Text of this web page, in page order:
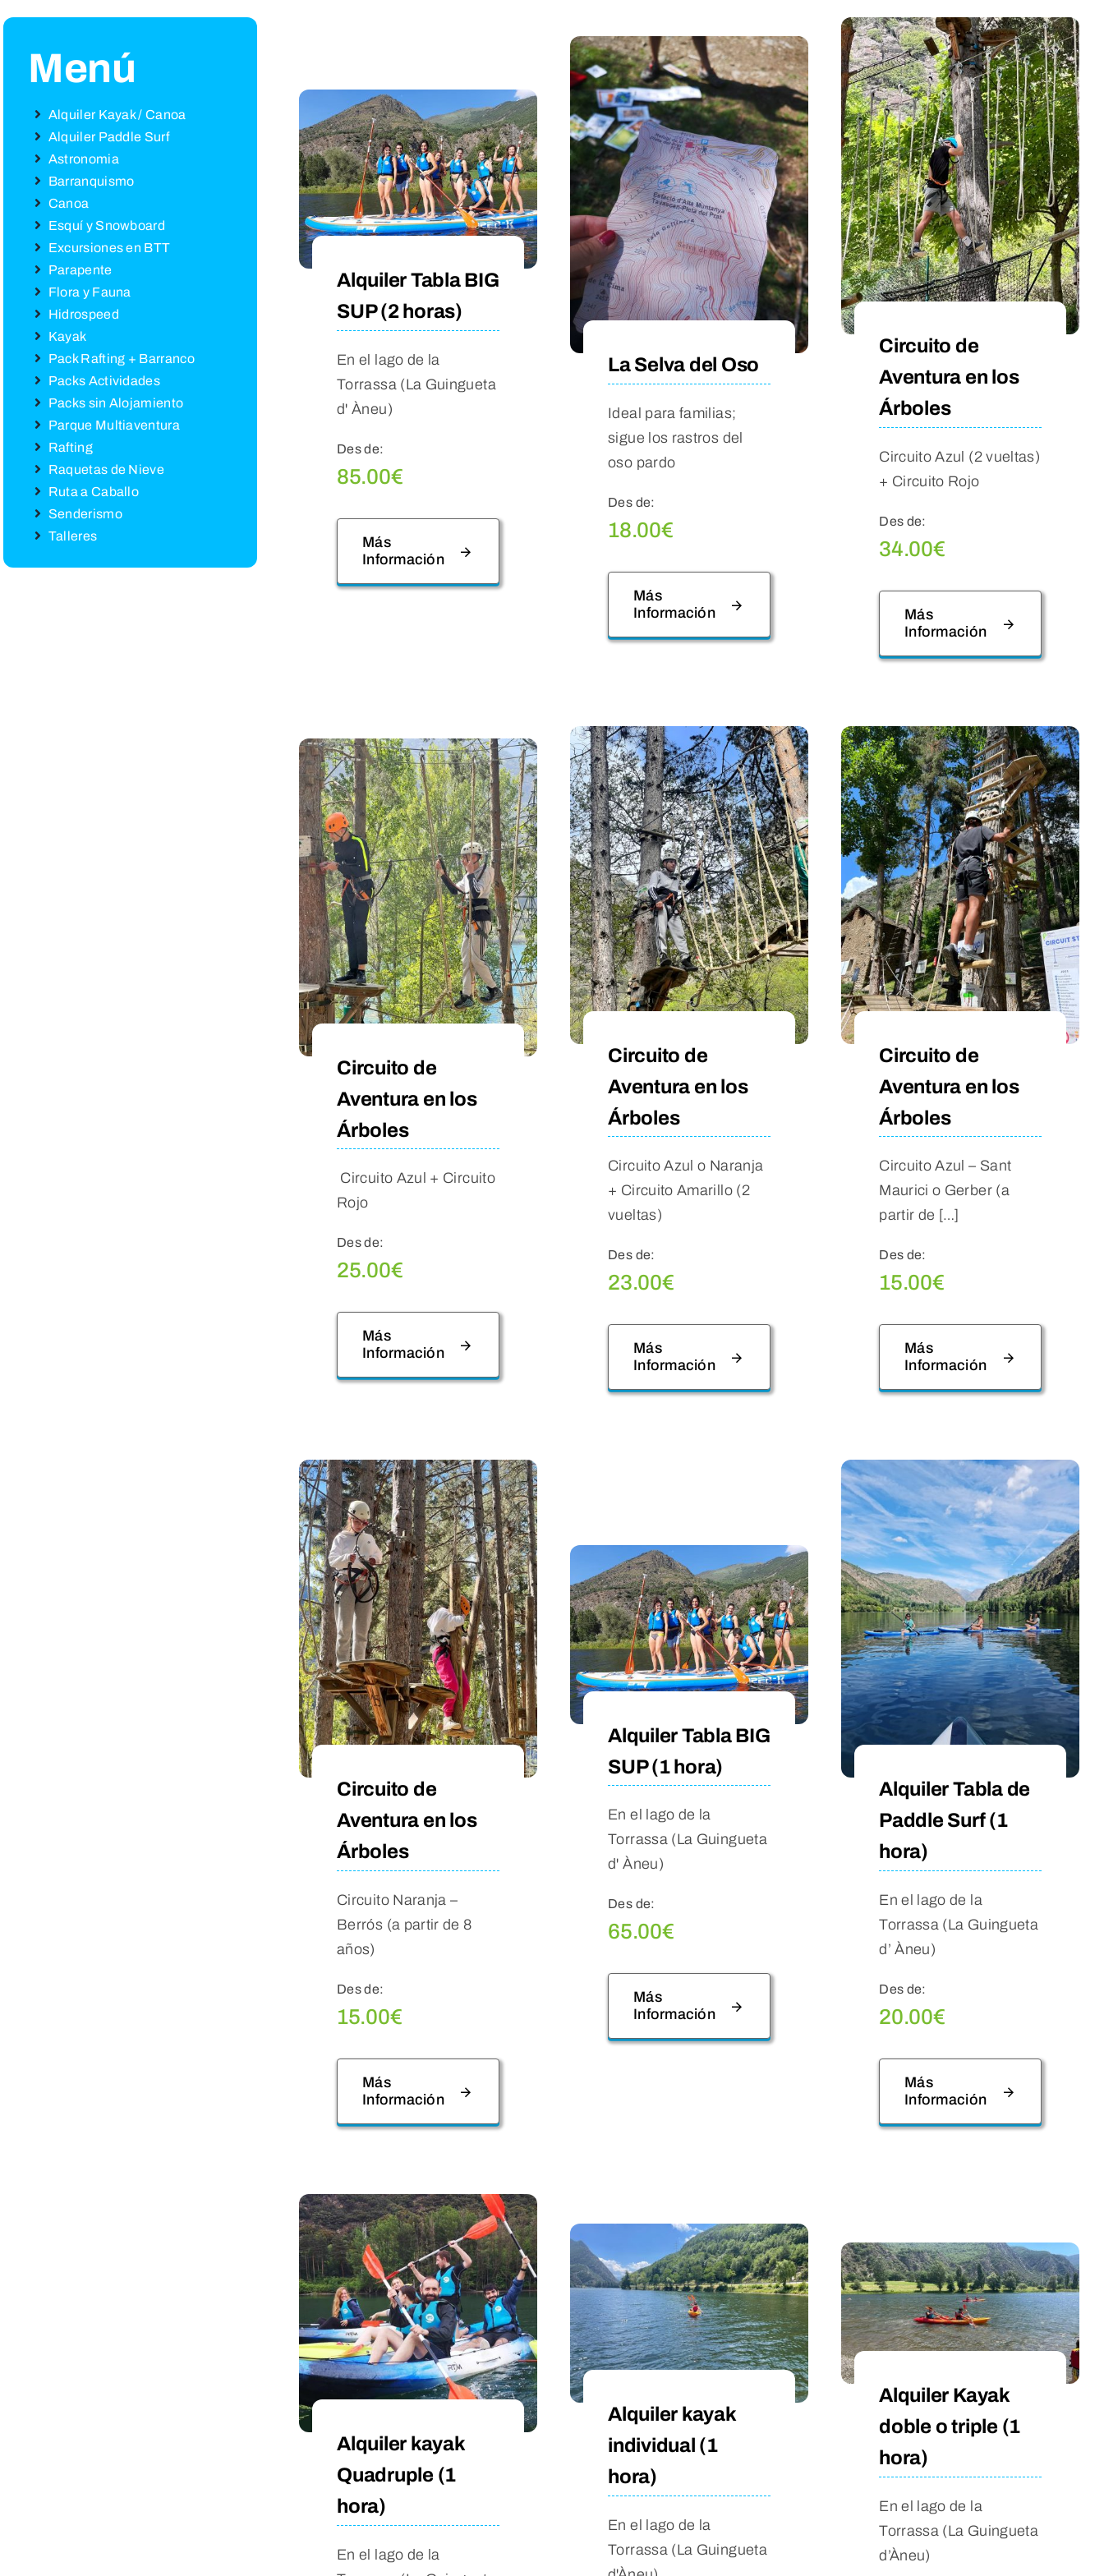
Menú
Alquiler Kayak / Canoa
Alquiler Paddle Surf
Astronomia
Barranquismo
Canoa
Esquí y Snowboard
Excursiones en BTT
Parapente
Flora y Fauna
Hidrospeed
Kayak
Pack Rafting + Barranco
Packs Actividades
Packs sin Alojamiento
Parque Multiaventura
Rafting
Raquetas de Nieve
Ruta a Caballo
Senderismo
Talleres
Alquiler Tabla BIG
SUP (2 horas)
En el lago de la
Torrassa (La Guingueta
d' Àneu)
Des de:
85.00€
Más
Información
La Selva del Oso
Ideal para familias;
sigue los rastros del
oso pardo
Des de:
18.00€
Más
Información
Circuito de
Aventura en los
Árboles
Circuito Azul (2 vueltas)
+ Circuito Rojo
Des de:
34.00€
Más
Información
Circuito de
Aventura en los
Árboles
Circuito Azul + Circuito
Rojo
Des de:
25.00€
Más
Información
Circuito de
Aventura en los
Árboles
Circuito Azul o Naranja
+ Circuito Amarillo (2
vueltas)
Des de:
23.00€
Más
Información
Circuito de
Aventura en los
Árboles
Circuito Azul – Sant
Maurici o Gerber (a
partir de […]
Des de:
15.00€
Más
Información
Circuito de
Aventura en los
Árboles
Circuito Naranja –
Berrós (a partir de 8
años)
Des de:
15.00€
Más
Información
Alquiler Tabla BIG
SUP (1 hora)
En el lago de la
Torrassa (La Guingueta
d' Àneu)
Des de:
65.00€
Más
Información
Alquiler Tabla de
Paddle Surf (1
hora)
En el lago de la
Torrassa (La Guingueta
d’ Àneu)
Des de:
20.00€
Más
Información
Alquiler kayak
Quadruple (1
hora)
En el lago de la
Alquiler kayak
individual (1
hora)
En el lago de la
Torrassa (La Guingueta
Alquiler Kayak
doble o triple (1
hora)
En el lago de la
Torrassa (La Guingueta
d’Àneu)